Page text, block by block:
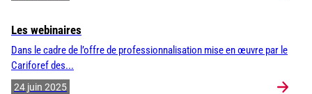
Les webinaires
Dans le cadre de l’offre de professionnalisation mise en œuvre par le
Cariforef des...
24 juin 2025